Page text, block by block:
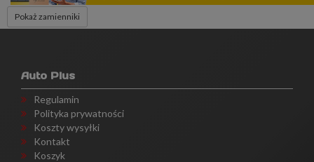
Pokaż zamienniki
Auto Plus
Regulamin
Polityka prywatności
Koszty wysyłki
Kontakt
Koszyk